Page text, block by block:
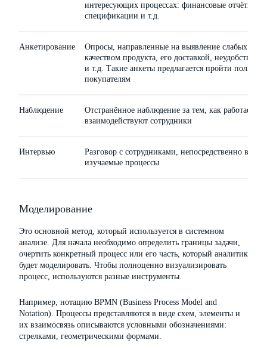
интересующих процессах: финансовые отчёты,
спецификации и т.д.
Анкетирование
Опросы, направленные на выявление слабых
качеством продукта, его доставкой, неудобств
и т.д. Такие анкеты предлагается пройти
покупателям
Наблюдение
Отстранённое наблюдение за тем, как работает
взаимодействуют сотрудники
Интервью
Разговор с сотрудниками, непосредственно
изучаемые процессы
Моделирование
Это основной метод, который используется в системном
анализе. Для начала необходимо определить границы задачи,
очертить конкретный процесс или его часть, который аналитик
будет моделировать. Чтобы полноценно визуализировать
процесс, используются разные инструменты.
Например, нотацию BPMN (Business Process Model and
Notation). Процессы представляются в виде схем, элементы и
их взаимосвязь описываются условными обозначениями:
стрелками, геометрическими формами.